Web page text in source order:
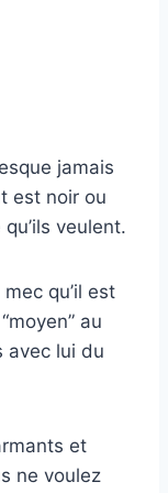
jamais
est noir ou
veulent.
qu’il est
au
avec lui du
et
ne voulez